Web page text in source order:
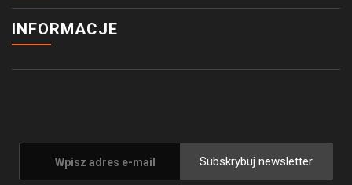
INFORMACJE
Subskrybuj newsletter